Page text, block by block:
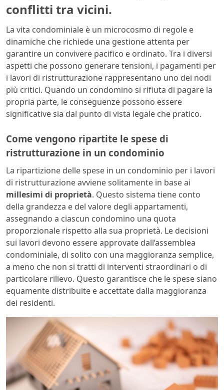
conflitti tra vicini.
La vita condominiale è un microcosmo di regole e
dinamiche che richiede una gestione attenta per
garantire un convivere pacifico e ordinato. Tra i diversi
aspetti che possono generare tensioni, i pagamenti per
i lavori di ristrutturazione rappresentano uno dei nodi
più critici. Quando un condomino si rifiuta di pagare la
propria parte, le conseguenze possono essere
significative sia dal punto di vista legale che pratico.
Come vengono ripartite le spese di
ristrutturazione in un condominio
La ripartizione delle spese in un condominio per i lavori
di ristrutturazione avviene solitamente in base ai
millesimi di proprietà. Questo sistema tiene conto
della grandezza e del valore degli appartamenti,
assegnando a ciascun condomino una quota
proporzionale rispetto alla sua proprietà. Le decisioni
sui lavori devono essere approvate dall’assemblea
condominiale, di solito con una maggioranza semplice,
a meno che non si tratti di interventi straordinari o di
particolare rilievo. Questo garantisce che le spese siano
equamente distribuite e accettate dalla maggioranza
dei residenti.